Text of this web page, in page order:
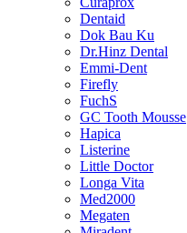
Dentaid
Dok Bau Ku
Dr.Hinz Dental
Emmi-Dent
Firefly
FuchS
GC Tooth Mousse
Hapica
Listerine
Little Doctor
Longa Vita
Med2000
Megaten